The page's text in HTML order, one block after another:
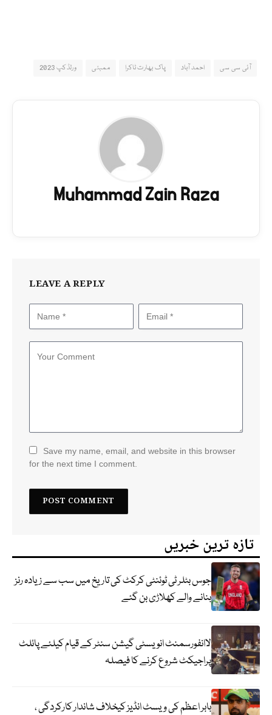
آئی سی سی احمد آباد پاک بھارت ٹاکرا ممبئی ورلڈکپ 2023
Muhammad Zain Raza
LEAVE A REPLY
Save my name, email, and website in this browser
for the next time I comment.
تازہ ترین خبریں
جوس بٹلر ٹی ٹوئنٹی کرکٹ کی تاریخ میں سب سے زیادہ رنز
بنانے والے کھلاڑی بن گئے
لاانفورسمنٹ انویسٹی گیشن سنٹر کے قیام کیلئے پائلٹ
پراجیکٹ شروع کرنے کا فیصلہ
بابر اعظم کی ویسٹ انڈیز کیخلاف شاندار کارکردگی ،